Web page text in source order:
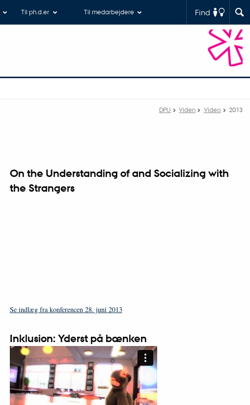
Find
Til ph.d.er Til medarbejdere
DPU Viden Video 2013
On the Understanding of and Socializing with
the Strangers
Se indlæg fra konferencen 28. juni 2013
Inklusion: Yderst på bænken